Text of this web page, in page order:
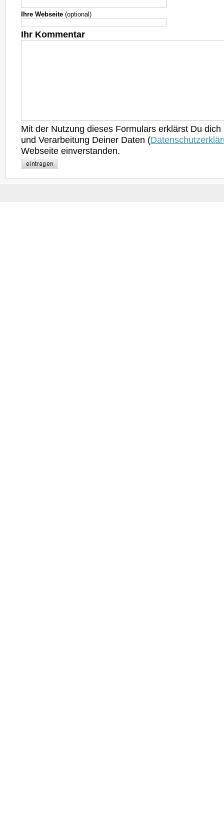
Ihre Webseite (optional)
Ihr Kommentar
Mit der Nutzung dieses Formulars erklärst Du
und Verarbeitung Deiner Daten (
Webseite einverstanden.